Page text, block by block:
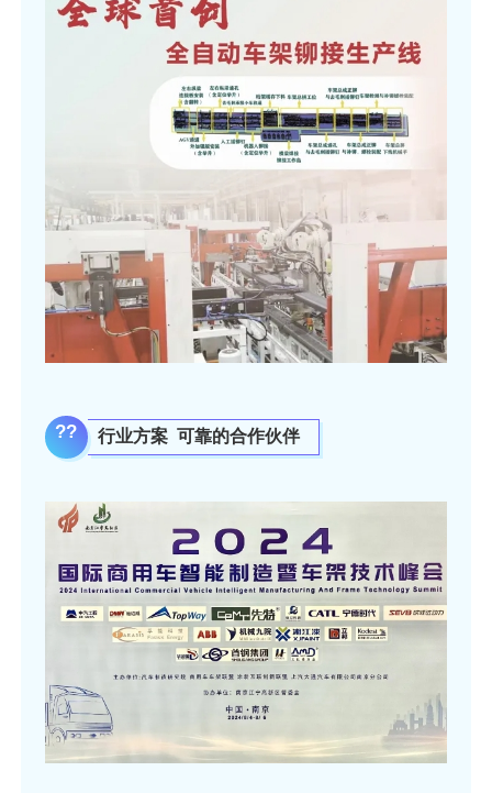
CEMT先特
?? 行业方案 可靠的合作伙伴